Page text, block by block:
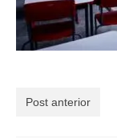
Post anterior